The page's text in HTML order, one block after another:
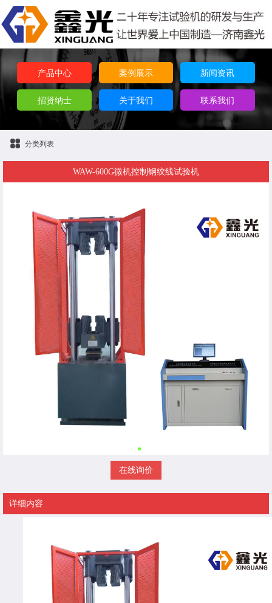
产品中心 案例展示 新闻资讯
招贤纳士 关于我们 联系我们
分类列表
WAW-600G微机控制钢绞线试验机
在线询价
详细内容